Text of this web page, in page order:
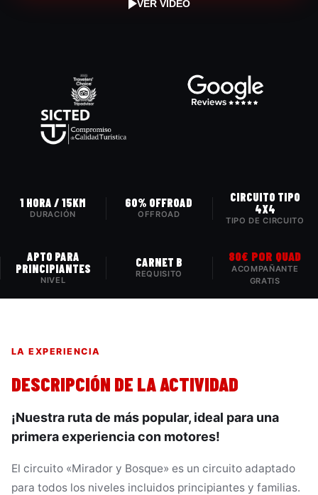
VER VÍDEO
1 HORA / 15KM
DURACIÓN
60% OFFROAD
OFFROAD
CIRCUITO TIPO
4X4
TIPO DE CIRCUITO
APTO PARA
PRINCIPIANTES
NIVEL
CARNET B
REQUISITO
80€ POR QUAD
ACOMPAÑANTE
GRATIS
LA EXPERIENCIA
DESCRIPCIÓN DE LA ACTIVIDAD
¡Nuestra ruta de más popular, ideal para una
primera experiencia con motores!
El circuito «Mirador y Bosque» es un circuito adaptado
para todos los niveles incluidos principiantes y familias.